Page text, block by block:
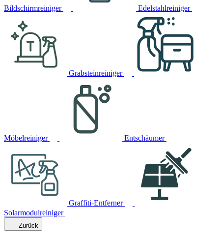
Bildschirmreiniger Edelstahlreiniger
Grabsteinreiniger
Möbelreiniger Entschäumer
Graffiti-Entferner
Solarmodulreiniger
Zurück